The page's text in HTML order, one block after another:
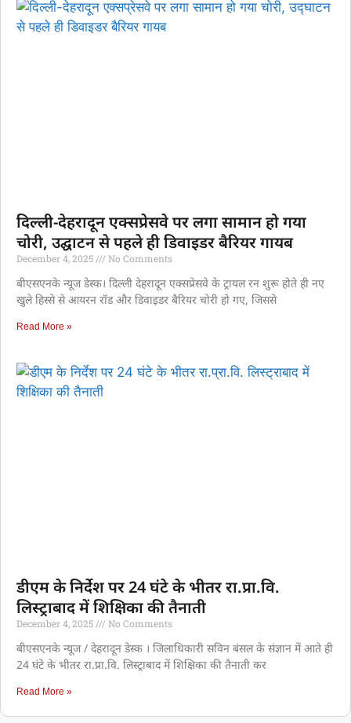
दिल्ली-देहरादून एक्सप्रेसवे पर लगा सामान हो गया
चोरी, उद्घाटन से पहले ही डिवाइडर बैरियर गायब
December 4, 2025 No Comments
बीएसएनके न्यूज डेस्क। दिल्ली देहरादून एक्सप्रेसवे के ट्रायल रन शुरू होते ही नए
खुले हिस्से से आयरन रॉड और डिवाइडर बैरियर चोरी हो गए, जिससे
Read More »
डीएम के निर्देश पर 24 घंटे के भीतर रा.प्रा.वि.
लिस्ट्राबाद में शिक्षिका की तैनाती
December 4, 2025 No Comments
बीएसएनके न्यूज / देहरादून डेस्क । जिलाधिकारी सविन बंसल के संज्ञान में आते ही
24 घंटे के भीतर रा.प्रा.वि. लिस्ट्राबाद में शिक्षिका की तैनाती कर
Read More »